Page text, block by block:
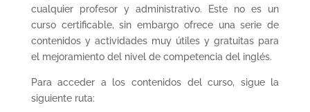
cualquier profesor y administrativo. Este no es un
curso certificable, sin embargo ofrece una serie de
contenidos y actividades muy útiles y gratuitas para
el mejoramiento del nivel de competencia del inglés.
Para acceder a los contenidos del curso, sigue la
siguiente ruta: